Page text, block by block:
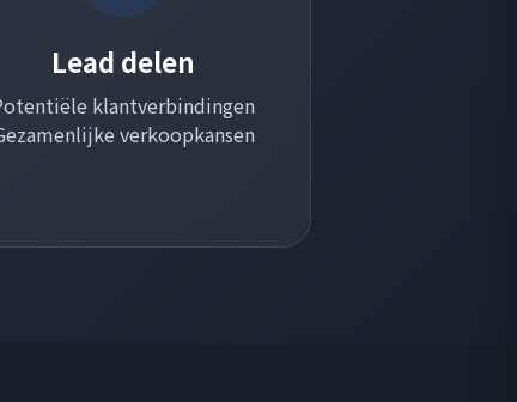
Lead delen
klantverbindingen
verkoopkansen